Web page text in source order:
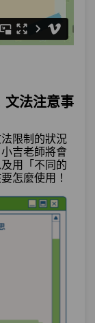
文法注意事
限制的狀況
小吉老師將會
用「不同的
怎麼使用！